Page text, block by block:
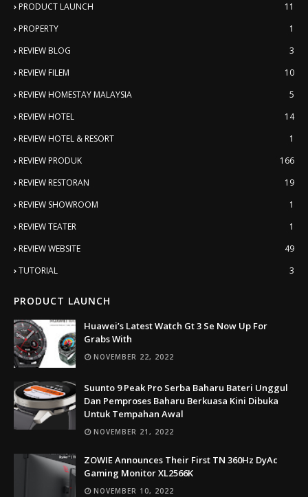
PRODUCT LAUNCH
11
PROPERTY
1
REVIEW BLOG
3
REVIEW FILEM
10
REVIEW HOMESTAY MALAYSIA
5
REVIEW HOTEL
14
REVIEW HOTEL & RESORT
1
REVIEW PRODUK
166
REVIEW RESTORAN
19
REVIEW SHOWROOM
1
REVIEW TEATER
1
REVIEW WEBSITE
49
TUTORIAL
3
PRODUCT LAUNCH
Huawei’s Latest Watch Gt 3 Se Now Up For
Grabs With
NOVEMBER 22, 2022
Suunto 9 Peak Pro Serba Baharu Bateri Unggul
Dan Pemproses Baharu Berkuasa Kini Dibuka
Untuk Tempahan Awal
NOVEMBER 21, 2022
ZOWIE Announces Their First TN 360Hz DyAc
Gaming Monitor XL2566K
NOVEMBER 10, 2022